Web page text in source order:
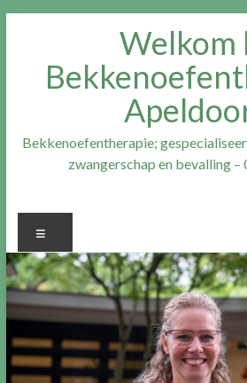
Welkom
Bekkenoefentherapie;
zwangerschap en bevalling